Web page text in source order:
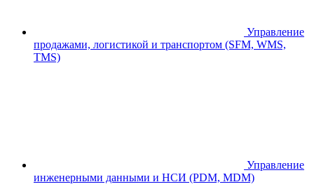
Управление
продажами, логистикой и транспортом (SFM, WMS,
TMS)
Управление
инженерными данными и НСИ (PDM, MDM)